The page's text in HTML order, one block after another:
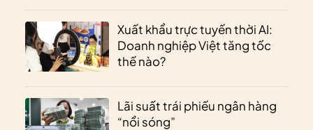
Xuất khẩu trực tuyến thời AI:
Doanh nghiệp Việt tăng tốc
thế nào?
Lãi suất trái phiếu ngân hàng
“nổi sóng”